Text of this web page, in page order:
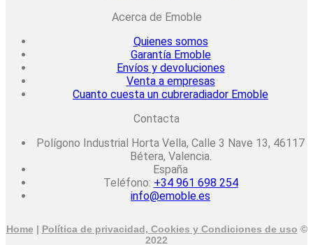
Acerca de Emoble
Quienes somos
Garantía Emoble
Envíos y devoluciones
Venta a empresas
Cuanto cuesta un cubreradiador Emoble
Contacta
Polígono Industrial Horta Vella, Calle 3 Nave 13, 46117
Bétera, Valencia.
España
Teléfono: +34 961 698 254
info@emoble.es
Home | Política de privacidad, Cookies y Condiciones de uso ©
2022